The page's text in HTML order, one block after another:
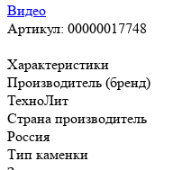
Видео
Артикул: 00000017748
Характеристики
Производитель (бренд)
ТехноЛит
Страна производитель
Россия
Тип каменки